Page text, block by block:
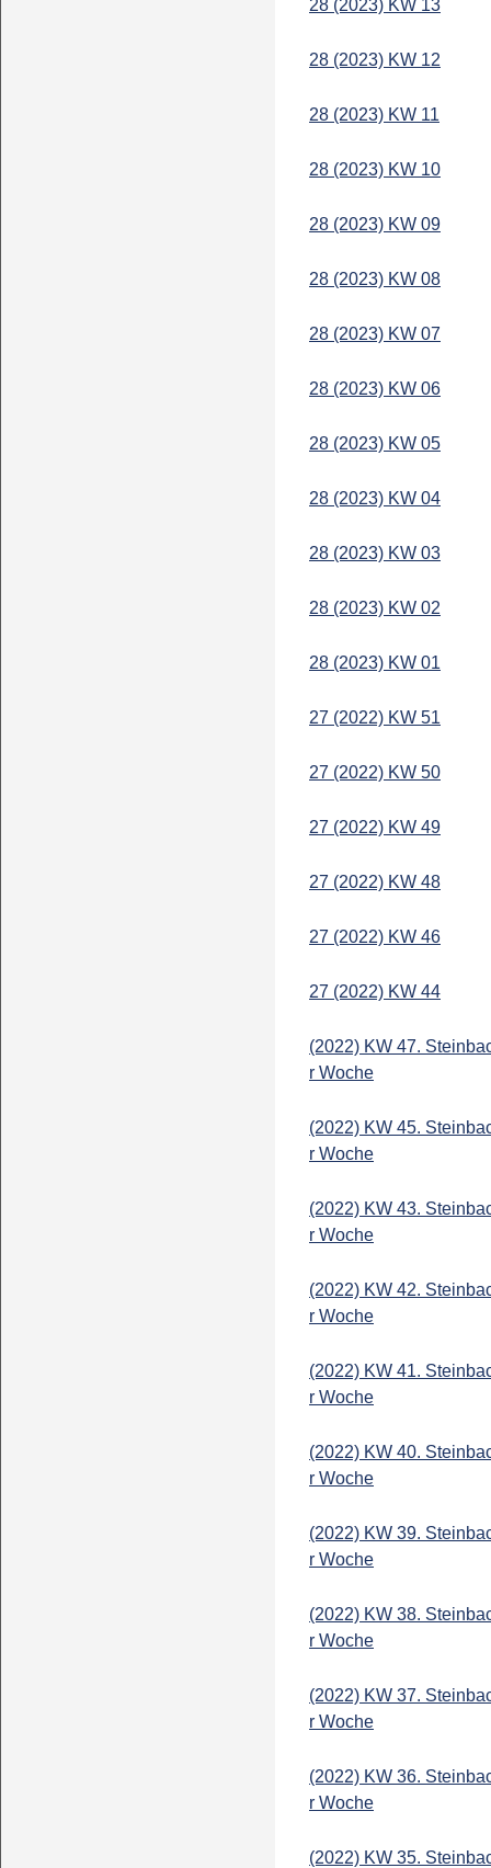
28 (2023) KW 13
28 (2023) KW 12
28 (2023) KW 11
28 (2023) KW 10
28 (2023) KW 09
28 (2023) KW 08
28 (2023) KW 07
28 (2023) KW 06
28 (2023) KW 05
28 (2023) KW 04
28 (2023) KW 03
28 (2023) KW 02
28 (2023) KW 01
27 (2022) KW 51
27 (2022) KW 50
27 (2022) KW 49
27 (2022) KW 48
27 (2022) KW 46
27 (2022) KW 44
(2022) KW 47.
r Woche
(2022) KW 45.
r Woche
(2022) KW 43.
r Woche
(2022) KW 42.
r Woche
(2022) KW 41.
r Woche
(2022) KW 40.
r Woche
(2022) KW 39.
r Woche
(2022) KW 38.
r Woche
(2022) KW 37.
r Woche
(2022) KW 36.
r Woche
(2022) KW 35.